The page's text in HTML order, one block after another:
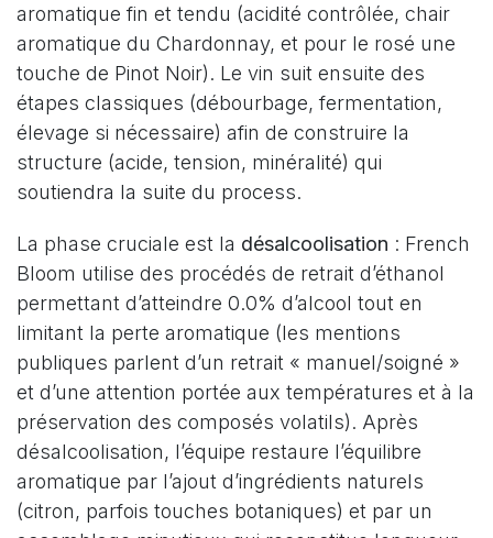
aromatique fin et tendu (acidité contrôlée, chair
aromatique du Chardonnay, et pour le rosé une
touche de Pinot Noir). Le vin suit ensuite des
étapes classiques (débourbage, fermentation,
élevage si nécessaire) afin de construire la
structure (acide, tension, minéralité) qui
soutiendra la suite du process.
La phase cruciale est la désalcoolisation : French
Bloom utilise des procédés de retrait d’éthanol
permettant d’atteindre 0.0% d’alcool tout en
limitant la perte aromatique (les mentions
publiques parlent d’un retrait « manuel/soigné »
et d’une attention portée aux températures et à la
préservation des composés volatils). Après
désalcoolisation, l’équipe restaure l’équilibre
aromatique par l’ajout d’ingrédients naturels
(citron, parfois touches botaniques) et par un